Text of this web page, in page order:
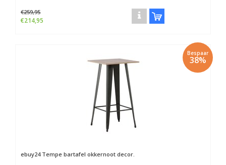
€259,95
€214,95
Bespaar
38%
ebuy24Tempe bartafel okkernoot decor.